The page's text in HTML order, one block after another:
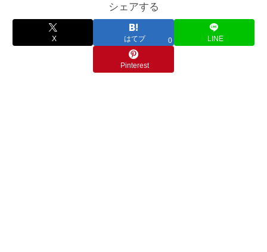
シェアする
X はてブ 0 LINE
Pinterest